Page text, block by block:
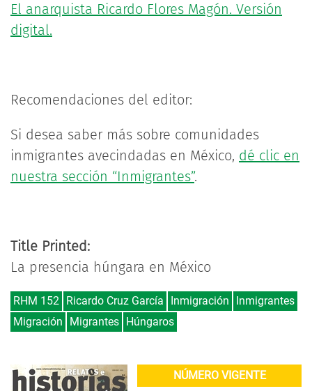
El anarquista Ricardo Flores Magón. Versión
digital.
Recomendaciones del editor:
Si desea saber más sobre comunidades
inmigrantes avecindadas en México, dé clic en
nuestra sección “Inmigrantes”.
Title Printed:
La presencia húngara en México
RHM 152 Ricardo Cruz García Inmigración
Inmigrantes
Migración
Migrantes Húngaros
NÚMERO VIGENTE